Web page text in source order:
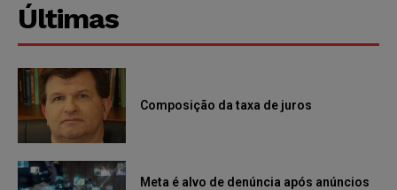
Últimas
Composição da taxa de juros
Meta é alvo de denúncia após anúncios